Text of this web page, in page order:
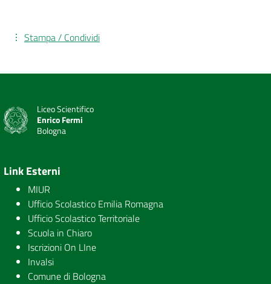
Stampa / Condividi
Liceo Scientifico
Enrico Fermi
Bologna
Link Esterni
MIUR
Ufficio Scolastico Emilia Romagna
Ufficio Scolastico Territoriale
Scuola in Chiaro
Iscrizioni On LIne
Invalsi
Comune di Bologna